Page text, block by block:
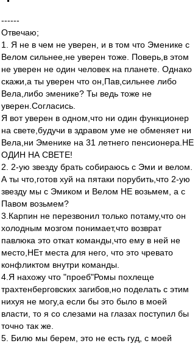
------
Отвечаю;
1. Я не в чем не уверен, и в том что Эменике с
Велом сильнее,не уверен тоже. Поверь,в этом
не уверен не один человек на планете. Однако
скажи,а ты уверен что он,Пав,сильнее либо
Вела,либо эменике? Ты ведь тоже не
уверен.Согласись.
Я вот уверен в одном,что ни один функционер
на свете,будучи в здравом уме не обменяет ни
Вела,ни Эменике на 31 летнего пенсионера.НЕ
ОДИН НА СВЕТЕ!
2. 2-ую звезду брать собираюсь с Эми и велом.
А ты что,готов хуй на пятаки порубить,что 2-ую
звезду мы с Эмиком и Велом НЕ возьмем, а с
Павом возьмем?
3.Карпин не перезвонил только потаму,что он
холодным мозгом понимает,что возврат
павлюка это откат команды,что ему в ней не
место,НЕт места для него, что это чревато
конфликтом внутри команды.
4.Я нахожу что "проеб"Ромы похлеще
трахтенберговских загибов,но поделать с этим
нихуя не могу,а если бы это было в моей
власти, то я со слезами на глазах поступил бы
точно так же.
5. Билю мы берем, это не есть гуд, с моей